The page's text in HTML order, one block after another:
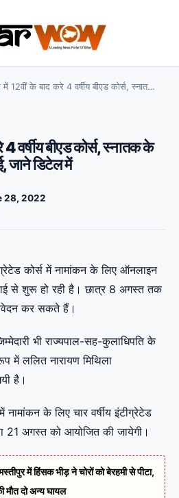
बिहार में 12वीं के बाद करे 4 वर्षीय बीएड कोर्स, स्नातक के साथ बीएड की होगी पढाई, जाने डिटेल में
4 वर्षीय बीएड कोर्स, स्नातक के
जाने डिटेल में
28, 2022
कोर्स में नामांकन के लिए ऑनलाइन
से शुरू हो रही है। छात्र 8 अगस्त तक
कर सकते हैं।
भी राज्यपाल-सह-कुलाधिपति के
में ललित नारायण मिथिला
है।
नामांकन के लिए चार वर्षीय इंटीग्रेटेड
21 अगस्त को आयोजित की जायेगी।
में हिंसक भीड़ ने चोरों को बेरहमी से पीटा,
मौत दो अन्य घायल